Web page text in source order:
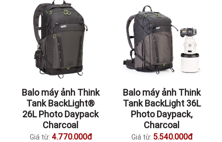
Balo máy ảnh Think
Tank BackLight®
26L Photo Daypack
Charcoal
Giá từ: 4.770.000đ
Balo máy ảnh Think
Tank BackLight 36L
Photo Daypack,
Charcoal
Giá từ: 5.540.000đ